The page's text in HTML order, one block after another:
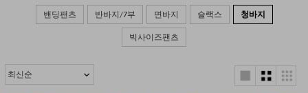
밴딩팬츠 반바지/7부 면바지 슬랙스 청바지
빅사이즈팬츠